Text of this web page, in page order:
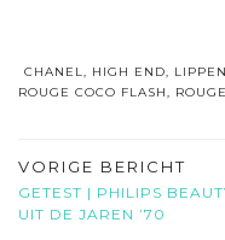
CHANEL, HIGH END,
ROUGE COCO FLASH,
VORIGE BERICHT
GETEST | PHILIPS
UIT DE JAREN ’70